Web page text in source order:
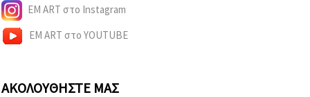
EM ART στο Instagram
EM ART στο YOUTUBE
ΑΚΟΛΟΥΘΉΣΤΕ ΜΑΣ